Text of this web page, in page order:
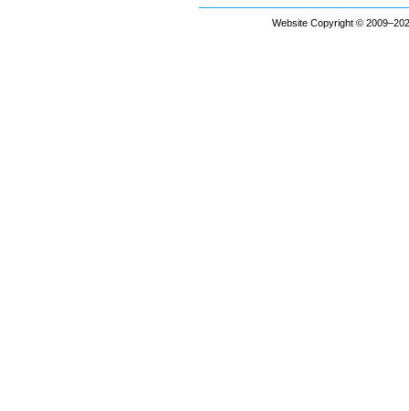
Website Copyright ©